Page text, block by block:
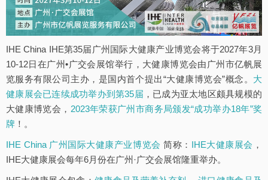
IHE China IHE第35届广州国际大健康产业博览会将于2027年3月
10-12日在广州•广交会展馆举行，大健康博览会由广州市亿帆展
览服务有限公司主办，是国内首个提出“大健康博览会”概念。 大
健康展会已连续成功举办到第35届 ，已成为亚太地区颇具规模的
大健康博览会， 2023年荣获广州市商务局颁发“成功举办18年”奖
牌 ！。
IHE China 广州国际大健康产业博览会 简称： IHE大健康展会 ，
IHE大健康展会每年6月份在广州·广交会展馆隆重举办。